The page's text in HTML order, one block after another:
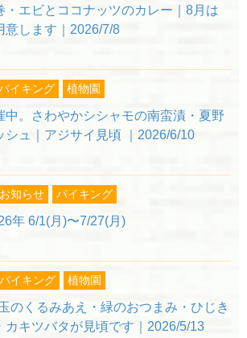
・エビとココナッツのカレー｜8月は
意します｜2026/7/8
イキング 植物園
中。さわやかシシャモの南蛮漬・夏野
シュ｜アジサイ見頃 ｜2026/6/10
お知らせ バイキング
年 6/1(月)〜7/27(月)
バイキング 植物園
のくるみあえ・緑のおつまみ・ひじき
カキツバタが見頃です｜2026/5/13